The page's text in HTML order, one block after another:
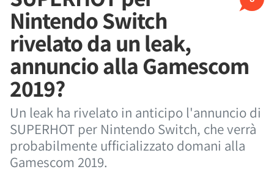
Nintendo Switch
rivelato da un leak,
annuncio alla Gamescom
2019?
Un leak ha rivelato in anticipo l'annuncio di
SUPERHOT per Nintendo Switch, che verrà
probabilmente ufficializzato domani alla
Gamescom 2019.